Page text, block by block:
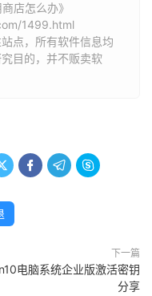
店怎么办》
1499.html
点，所有软件信息均
目的，并不贩卖软
  
下一篇
电脑系统企业版激活密钥
分享